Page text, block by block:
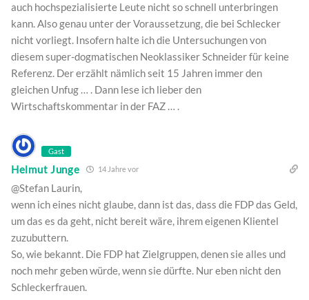
auch hochspezialisierte Leute nicht so schnell unterbringen
kann. Also genau unter der Voraussetzung, die bei Schlecker
nicht vorliegt. Insofern halte ich die Untersuchungen von
diesem super-dogmatischen Neoklassiker Schneider für keine
Referenz. Der erzählt nämlich seit 15 Jahren immer den
gleichen Unfug … . Dann lese ich lieber den
Wirtschaftskommentar in der FAZ … .
Gast
Helmut Junge 14 Jahre vor
@Stefan Laurin,
wenn ich eines nicht glaube, dann ist das, dass die FDP das Geld,
um das es da geht, nicht bereit wäre, ihrem eigenen Klientel
zuzubuttern.
So, wie bekannt. Die FDP hat Zielgruppen, denen sie alles und
noch mehr geben würde, wenn sie dürfte. Nur eben nicht den
Schleckerfrauen.